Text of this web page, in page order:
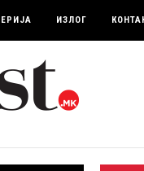
ИЗЛОГ